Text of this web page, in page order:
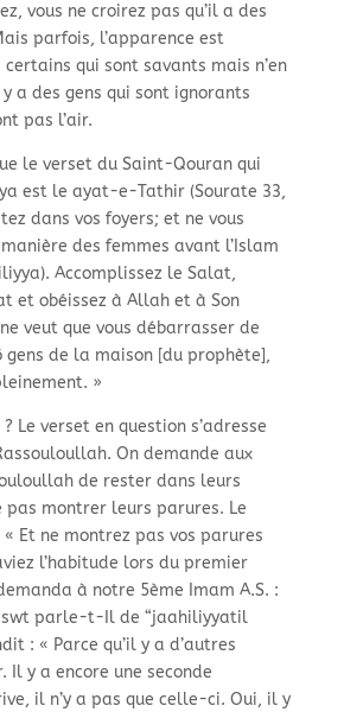
vous ne croirez pas qu’il a des
parfois, l’apparence est
qui sont savants mais n’en
a des gens qui sont ignorants
pas l’air.
le verset du Saint-Qouran qui
est le ayat-e-Tathir (Sourate 33,
dans vos foyers; et ne vous
des femmes avant l’Islam
Accomplissez le Salat,
et obéissez à Allah et à Son
veut que vous débarrasser de
de la maison [du prophète],
»
Le verset en question s’adresse
On demande aux
de rester dans leurs
pas montrer leurs parures. Le
Et ne montrez pas vos parures
l’habitude lors du premier
à notre 5ème Imam A.S. :
swt parle-t- Il de “jaahiliyyatil
: « Parce qu’il y a d’autres
Il y a encore une seconde
il n’y a pas que celle-ci. Oui, il y